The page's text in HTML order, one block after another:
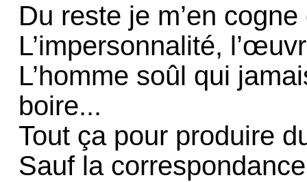
Du reste je m’en
L’impersonnalité,
L’homme soûl qui
boire...
Tout ça pour produire
Sauf la